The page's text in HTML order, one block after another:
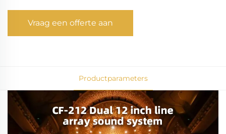
Vraag een offerte aan
Productparameters